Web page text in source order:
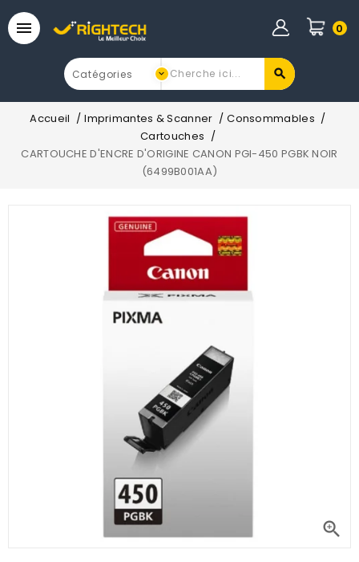
 0
Accueil Imprimantes & Scanner
Consommables
Cartouches
CARTOUCHE D'ENCRE D'ORIGINE CANON PGI-450 PGBK NOIR
(6499B001AA)
